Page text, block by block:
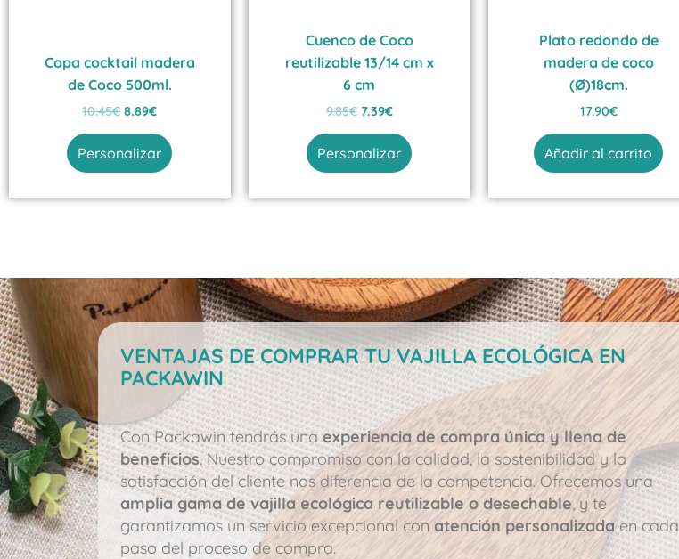
Copa cocktail madera
de Coco 500ml.
10.45€ 8.89€
Personalizar
Cuenco de Coco
reutilizable 13/14 cm x
6 cm
9.85€ 7.39€
Personalizar
Plato redondo de
madera de coco
(Ø)18cm.
17.90€
Añadir al carrito
VENTAJAS DE COMPRAR TU VAJILLA ECOLÓGICA EN
PACKAWIN
Con Packawin tendrás unaexperiencia de compra única y llena de
beneficios. Nuestro compromiso con la calidad, la sostenibilidad y la
satisfacción del cliente nos diferencia de la competencia. Ofrecemos una
amplia gama de vajilla ecológica reutilizable o desechable, y te
garantizamos un servicio excepcional conatención personalizadaen cada
paso del proceso de compra.